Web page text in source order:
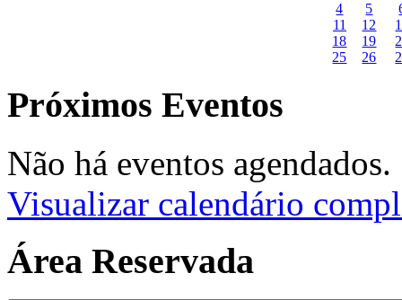
4 5
11
12
18
19
25
26
Próximos Eventos
Não há eventos agendados.
Visualizar calendário
Área Reservada